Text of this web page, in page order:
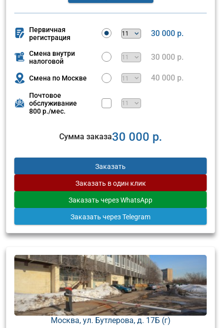
Первичная
регистрация
30 000 р.
Смена внутри
налоговой
30 000 р.
Смена по Москве 40 000 р.
Почтовое
обслуживание
800 р./мес.
Сумма заказа30 000 р.
Заказать
Заказать в один клик
Заказать через WhatsApp
Заказать через Telegram
Москва, ул. Бутлерова, д. 17Б (г)